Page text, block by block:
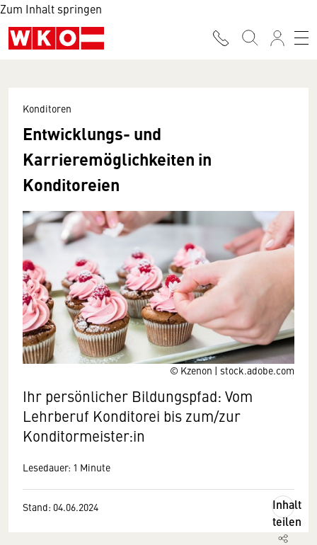
Zum Inhalt springen
© Kzenon | stock.adobe.com
Konditoren
Entwicklungs- und
Karrieremöglichkeiten in
Konditoreien
Ihr persönlicher Bildungspfad: Vom
Lehrberuf Konditorei bis zum/zur
Konditormeister:in
Lesedauer: 1 Minute
Stand: 04.06.2024
Inhalt
teilen